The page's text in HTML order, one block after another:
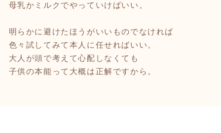
母乳かミルクでやっていけばいい。
明らかに避けたほうがいいものでなければ
色々試してみて本人に任せればいい。
大人が頭で考えて心配しなくても
子供の本能って大概は正解ですから。